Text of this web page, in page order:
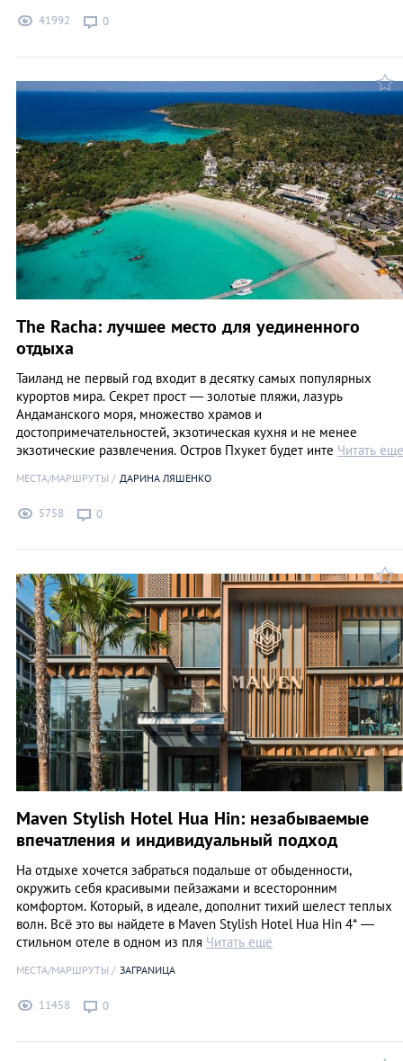
41992 0
The Racha: лучшее место для уединенного
отдыха
Таиланд не первый год входит в десятку самых популярных
курортов мира. Секрет прост ― золотые пляжи, лазурь
Андаманского моря, множество храмов и
достопримечательностей, экзотическая кухня и не менее
экзотические развлечения. Остров Пхукет будет инте Читать еще
МЕСТА/МАРШРУТЫ ДАРИНА ЛЯШЕНКО
5758 0
Maven Stylish Hotel Hua Hin: незабываемые
впечатления и индивидуальный подход
На отдыхе хочется забраться подальше от обыденности,
окружить себя красивыми пейзажами и всесторонним
комфортом. Который, в идеале, дополнит тихий шелест теплых
волн. Всё это вы найдете в Maven Stylish Hotel Hua Hin 4* —
стильном отеле в одном из пля Читать еще
МЕСТА/МАРШРУТЫ ЗАГРАNИЦА
11458 0